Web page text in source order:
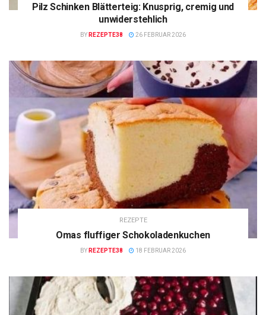
Pilz Schinken Blätterteig: Knusprig, cremig und
unwiderstehlich
BY REZEPTE38 26 FEBRUAR 2026
REZEPTE
Omas fluffiger Schokoladenkuchen
BY REZEPTE38 18 FEBRUAR 2026